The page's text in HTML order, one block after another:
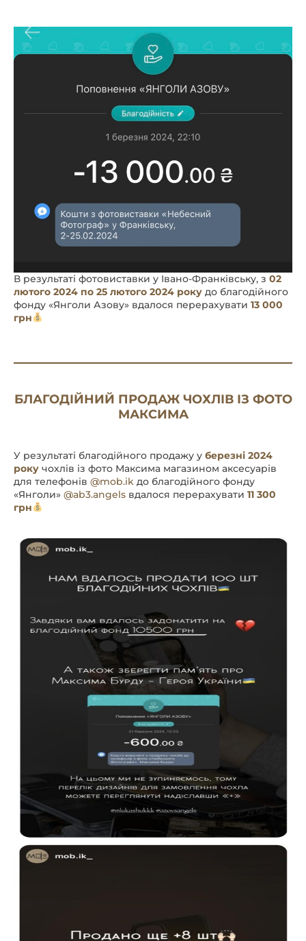
В результаті фотовиставки у Івано-Франківську, з 02
лютого 2024 по 25 лютого 2024 року до благодійного
фонду «Янголи Азову» вдалося перерахувати 13 000
грн
БЛАГОДІЙНИЙ ПРОДАЖ ЧОХЛІВ ІЗ ФОТО
МАКСИМА
У результаті благодійного продажу у березні 2024
року чохлів із фото Максима магазином аксесуарів
для телефонів @mob.ik до благодійного фонду
«Янголи» @ab3.angels вдалося перерахувати 11 300
грн